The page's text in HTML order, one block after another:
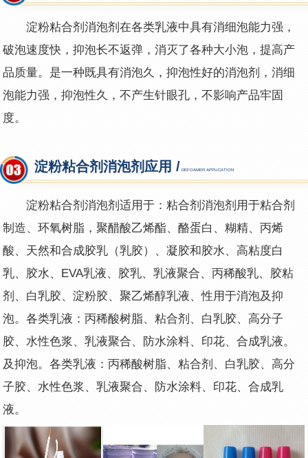
淀粉粘合剂消泡剂在各类乳液中具有消细泡能力强，
破泡速度快，抑泡长不返弹，消灭了各种大小泡，提高产
品质量。是一种既具有消泡久，抑泡性好的消泡剂，消细
泡能力强，抑泡性久，不产生针眼孔，不影响产品牢固
度。
淀粉粘合剂消泡剂应用 / DEFOAMER APPLICATION
淀粉粘合剂消泡剂适用于：粘合剂消泡剂用于粘合剂
制造、环氧树脂，聚醋酸乙烯酯、酪蛋白、糊精、丙烯
酸、天然和合成胶乳（乳胶）、凝胶和胶水、高粘度白
乳、胶水、EVA乳液、胶乳、乳液聚合、丙稀酸乳、胶粘
剂、白乳胶、淀粉胶、聚乙烯醇乳液、性用于消泡及抑
泡。各类乳液：丙稀酸树脂、粘合剂、白乳胶、高分子
胶、水性色浆、乳液聚合、防水涂料、印花、合成乳液。
及抑泡。各类乳液：丙稀酸树脂、粘合剂、白乳胶、高分
子胶、水性色浆、乳液聚合、防水涂料、印花、合成乳
液。